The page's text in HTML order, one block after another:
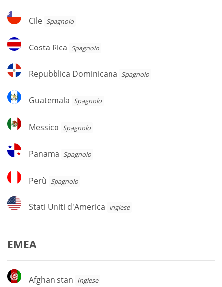
Cile
Cile Spagnolo
Costa
Rica
Costa Rica Spagnolo
Repubblica
Dominicana
Repubblica Dominicana Spagnolo
Guatemala
Guatemala Spagnolo
Messico
Messico Spagnolo
Panama
Panama Spagnolo
Perù
Perù Spagnolo
Stati
Uniti
Stati Uniti d'America Inglese
EMEA
Afghanistan
Afghanistan Inglese